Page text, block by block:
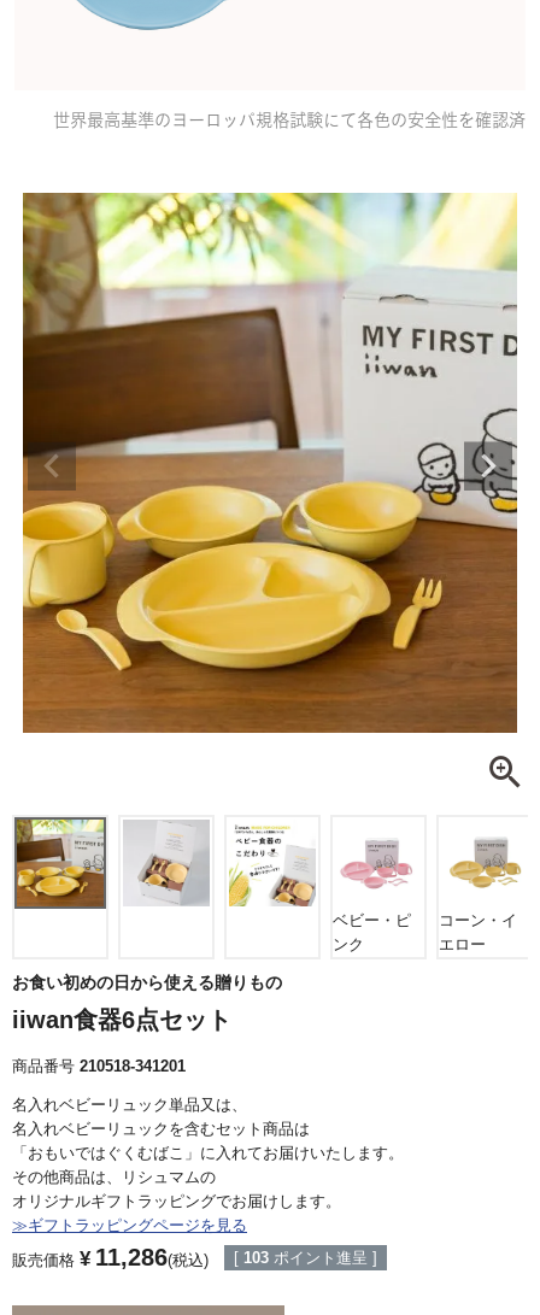
世界最高基準のヨーロッパ規格試験にて各色の安全性を確認済
ベビー・ピ
ンク
コーン・イ
エロー
お食い初めの日から使える贈りもの
iiwan食器6点セット
商品番号 210518-341201
名入れベビーリュック単品又は、
名入れベビーリュックを含むセット商品は
「おもいではぐくむばこ」に入れてお届けいたします。
その他商品は、リシュマムの
オリジナルギフトラッピングでお届けします。
≫ギフトラッピングページを見る
販売価格 ¥ 11,286 税込 [ 103 ポイント進呈 ]